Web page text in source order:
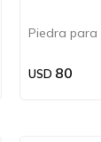
Piedra para
USD 80